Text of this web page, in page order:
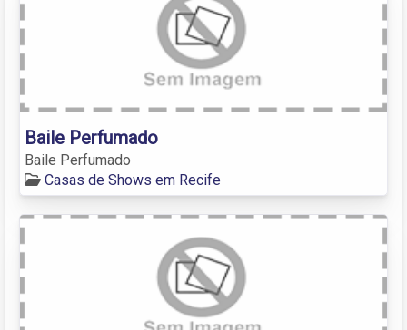
Baile Perfumado
Baile Perfumado
Casas de Shows em Recife